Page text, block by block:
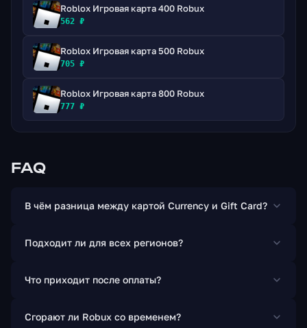
Roblox Игровая карта 400 Robux
562 ₽
Roblox Игровая карта 500 Robux
705 ₽
Roblox Игровая карта 800 Robux
777 ₽
FAQ
В чём разница между картой Currency и Gift Card?
Подходит ли для всех регионов?
Что приходит после оплаты?
Сгорают ли Robux со временем?